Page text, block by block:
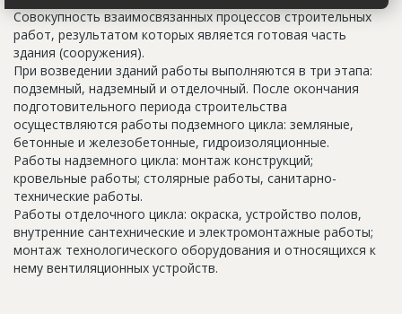
Совокупность взаимосвязанных процессов строительных
работ, результатом которых является готовая часть
здания (сооружения).
При возведении зданий работы выполняются в три этапа:
подземный, надземный и отделочный. После окончания
подготовительного периода строительства
осуществляются работы подземного цикла: земляные,
бетонные и железобетонные, гидроизоляционные.
Работы надземного цикла: монтаж конструкций;
кровельные работы; столярные работы, санитарно-
технические работы.
Работы отделочного цикла: окраска, устройство полов,
внутренние сантехнические и электромонтажные работы;
монтаж технологического оборудования и относящихся к
нему вентиляционных устройств.